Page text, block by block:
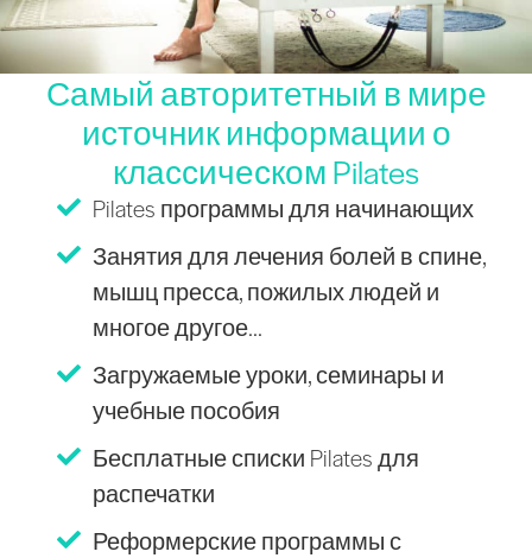
Самый авторитетный в мире
источник информации о
классическом Pilates
Pilates программы для начинающих
Занятия для лечения болей в спине,
мышц пресса, пожилых людей и
многое другое...
Загружаемые уроки, семинары и
учебные пособия
Бесплатные списки Pilates для
распечатки
Реформерские программы с